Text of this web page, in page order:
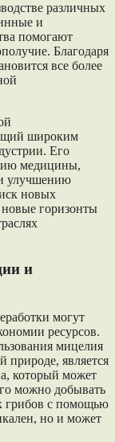
различных
и
помогают
Благодаря
все более
широким
Его
медицины,
улучшению
новых
горизонты
и
могут
ресурсов.
мицелия
природе, является
который может
можно добывать
грибов с помощью
но и может